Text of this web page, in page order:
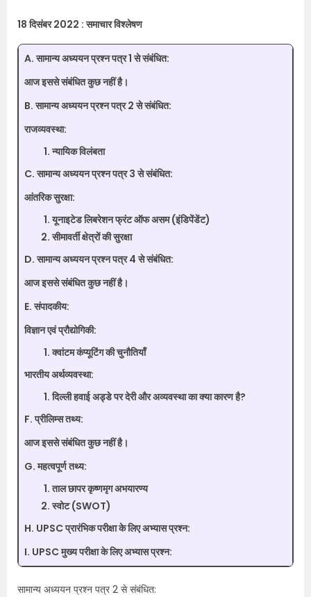
18 दिसंबर 2022 : समाचार विश्लेषण
A. सामान्य अध्ययन प्रश्न पत्र 1 से संबंधित:
आज इससे संबंधित कुछ नहीं है।
B. सामान्य अध्ययन प्रश्न पत्र 2 से संबंधित:
राजव्यवस्था:
न्यायिक विलंबता
C. सामान्य अध्ययन प्रश्न पत्र 3 से संबंधित:
आंतरिक सुरक्षा:
यूनाइटेड लिबरेशन फ्रंट ऑफ असम (इंडिपेंडेंट)
सीमावर्ती क्षेत्रों की सुरक्षा
D. सामान्य अध्ययन प्रश्न पत्र 4 से संबंधित:
आज इससे संबंधित कुछ नहीं है।
E. संपादकीय:
विज्ञान एवं प्रौद्योगिकी:
क्वांटम कंप्यूटिंग की चुनौतियाँ
भारतीय अर्थव्यवस्था:
दिल्ली हवाई अड्डे पर देरी और अव्यवस्था का क्या कारण है?
F. प्रीलिम्स तथ्य:
आज इससे संबंधित कुछ नहीं है।
G. महत्वपूर्ण तथ्य:
ताल छापर कृष्णमृग अभयारण्य
स्वोट (SWOT)
H. UPSC प्रारंभिक परीक्षा के लिए अभ्यास प्रश्न:
I. UPSC मुख्य परीक्षा के लिए अभ्यास प्रश्न:
सामान्य अध्ययन प्रश्न पत्र 2 से संबंधित: